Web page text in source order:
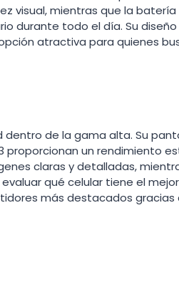
visual, mientras que la batería
durante todo el día. Su diseño
atractiva para quienes
dentro de la gama alta. Su
proporcionan un rendimiento
claras y detalladas,
qué celular tiene el mejor
más destacados gracias